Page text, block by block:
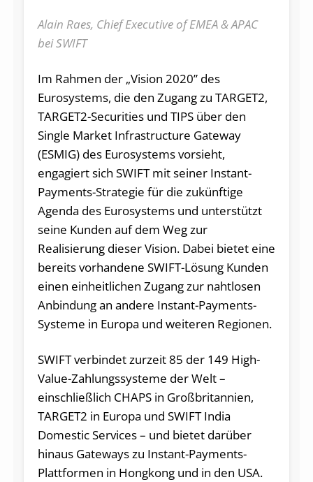
Alain Raes, Chief Executive of EMEA & APAC
bei SWIFT
Im Rahmen der „Vision 2020” des
Eurosystems, die den Zugang zu TARGET2,
TARGET2-Securities und TIPS über den
Single Market Infrastructure Gateway
(ESMIG) des Eurosystems vorsieht,
engagiert sich SWIFT mit seiner Instant-
Payments-Strategie für die zukünftige
Agenda des Eurosystems und unterstützt
seine Kunden auf dem Weg zur
Realisierung dieser Vision. Dabei bietet eine
bereits vorhandene SWIFT-Lösung Kunden
einen einheitlichen Zugang zur nahtlosen
Anbindung an andere Instant-Payments-
Systeme in Europa und weiteren Regionen.
SWIFT verbindet zurzeit 85 der 149 High-
Value-Zahlungssysteme der Welt –
einschließlich CHAPS in Großbritannien,
TARGET2 in Europa und SWIFT India
Domestic Services – und bietet darüber
hinaus Gateways zu Instant-Payments-
Plattformen in Hongkong und in den USA.